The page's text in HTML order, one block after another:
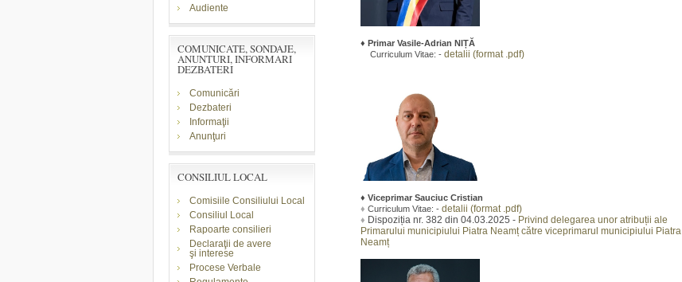
Audiente
COMUNICATE, SONDAJE,
ANUNTURI, INFORMARI
DEZBATERI
Comunicări
Dezbateri
Informaţii
Anunţuri
CONSILIUL LOCAL
Comisiile Consiliului Local
Consiliul Local
Rapoarte consilieri
Declaraţii de avere
şi interese
Procese Verbale
♦ Primar Vasile-Adrian NIȚĂ
Curriculum Vitae: - detalii (format .pdf)
♦ Viceprimar Sauciuc Cristian
♦ Curriculum Vitae: - detalii (format .pdf)
♦ Dispoziția nr. 382 din 04.03.2025 - Privind delegarea unor atribuții ale
Primarului municipiului Piatra Neamț către viceprimarul municipiului Piatra
Neamț